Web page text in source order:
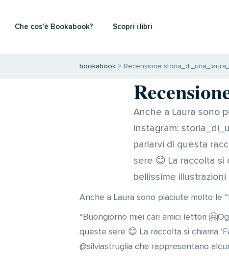
Che cos’è Bookabook? Scopri i libri
bookabook > Recensione
Anche a Laura sono
Instagram:
parlarvi di questa
sere 😊 La raccolta si
bellissime
Anche a Laura sono piaciute molto le
“Buongiorno miei cari amici lettori
queste sere 😊 La raccolta si chiama
@silviastruglia che rappresentano